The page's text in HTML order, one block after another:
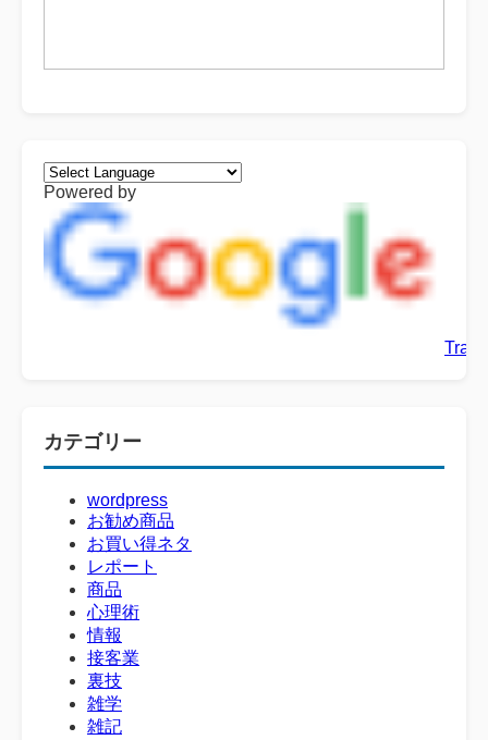
Powered by
カテゴリー
wordpress
お勧め商品
お買い得ネタ
レポート
商品
心理術
情報
接客業
裏技
雑学
雑記